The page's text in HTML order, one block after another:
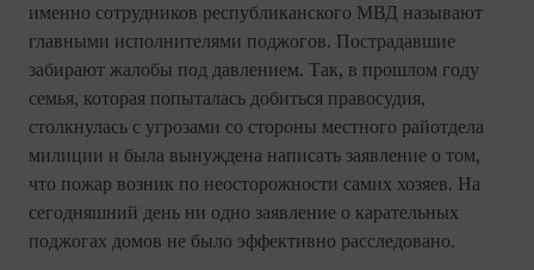
именно сотрудников республиканского МВД называют
главными исполнителями поджогов. Пострадавшие
забирают жалобы под давлением. Так, в прошлом году
семья, которая попыталась добиться правосудия,
столкнулась с угрозами со стороны местного райотдела
милиции и была вынуждена написать заявление о том,
что пожар возник по неосторожности самих хозяев. На
сегодняшний день ни одно заявление о карательных
поджогах домов не было эффективно расследовано.